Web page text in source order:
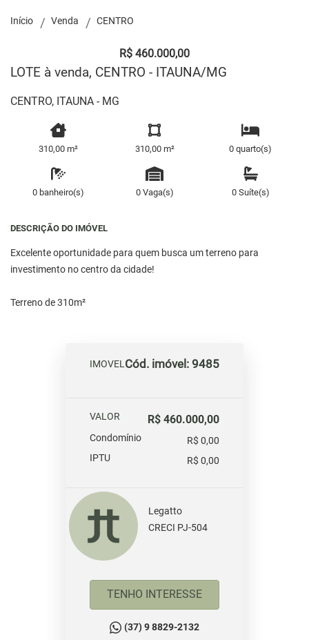
Início Venda CENTRO
R$ 460.000,00
LOTE à venda, CENTRO - ITAUNA/MG
CENTRO, ITAUNA - MG
310,00 m² 310,00 m² 0 quarto(s)
0 banheiro(s) 0 Vaga(s) 0 Suíte(s)
DESCRIÇÃO DO IMÓVEL
Excelente oportunidade para quem busca um terreno para
investimento no centro da cidade!
Terreno de 310m²
IMOVELCód. imóvel: 9485
VALOR R$ 460.000,00
Condomínio
R$ 0,00
IPTU
R$ 0,00
Legatto
CRECI PJ-504
TENHO INTERESSE
(37) 9 8829-2132